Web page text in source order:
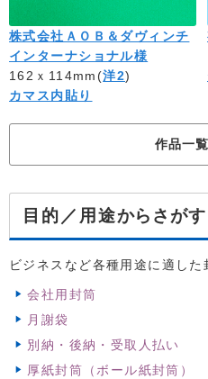
株式会社ＡＯＢ＆ダヴィンチ
インターナショナル様
162ｘ114mm(洋2)
カマス内貼り
作品一
目的／用途からさがす
ビジネスなど各種用途に適した
会社用封筒
月謝袋
別納・後納・受取人払い
厚紙封筒（ボール紙封筒）